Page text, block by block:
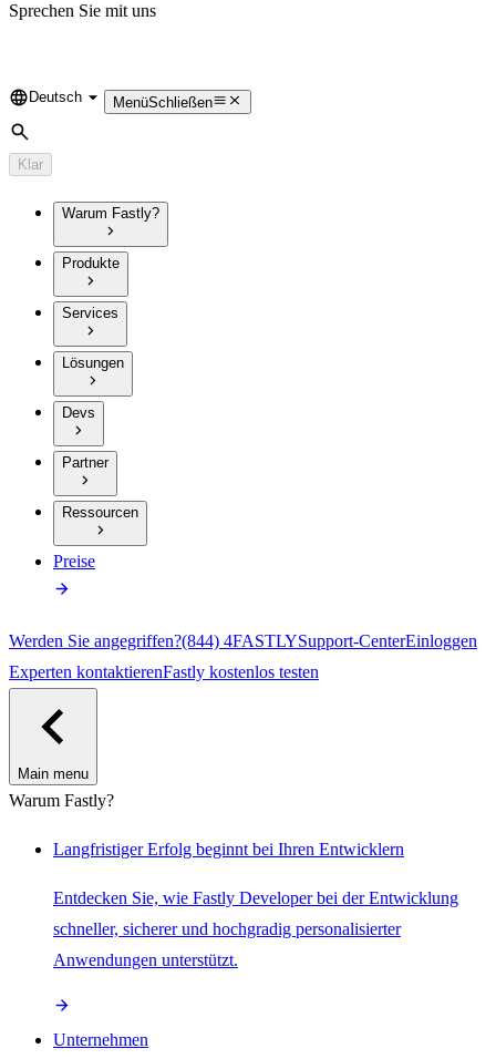
Sprechen Sie mit uns
Language
Deutsch MenüSchließen
Suche
Klar
Warum Fastly?
Produkte
Services
Lösungen
Devs
Partner
Ressourcen
Preise
Werden Sie angegriffen?(844) 4FASTLYSupport-CenterEinloggen
Experten kontaktierenFastly kostenlos testen
Main menu
Warum Fastly?
Langfristiger Erfolg beginnt bei Ihren Entwicklern
Entdecken Sie, wie Fastly Developer bei der Entwicklung
schneller, sicherer und hochgradig personalisierter
Anwendungen unterstützt.
Unternehmen